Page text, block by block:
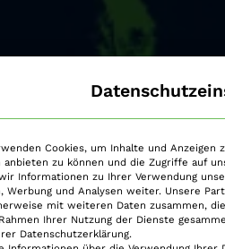
02. August 2023
in einer
am 01. Februar
Kürzung der
Cookies, um Inhalte und Anzeigen
anbieten zu können und die Zugriffe auf
Informationen zu Ihrer Verwendung
Werbung und Analysen weiter. Unsere
mit weiteren Daten zusammen,
Ihrer Nutzung der Dienste
Datenschutzerklärung.